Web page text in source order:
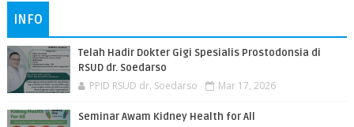
INFO
Telah Hadir Dokter Gigi Spesialis Prostodonsia di
RSUD dr. Soedarso
PPID RSUD dr. Soedarso Mar 17, 2026
Seminar Awam Kidney Health for All